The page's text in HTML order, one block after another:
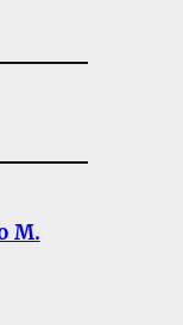
M.